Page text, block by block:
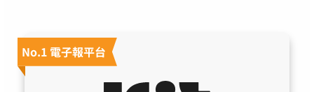
No.1 電子報平台